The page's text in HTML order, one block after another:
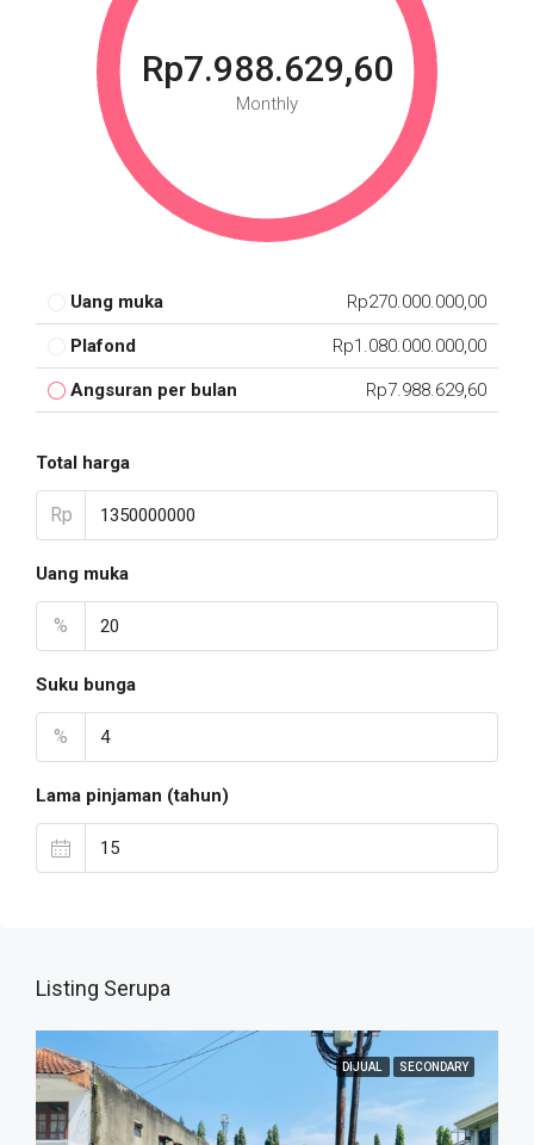
Rp7.988.629,60
Monthly
Uang muka Rp270.000.000,00
Plafond Rp1.080.000.000,00
Angsuran per bulan Rp7.988.629,60
Total harga
Rp
Uang muka
%
Suku bunga
%
Lama pinjaman (tahun)
Listing Serupa
DIJUAL SECONDARY